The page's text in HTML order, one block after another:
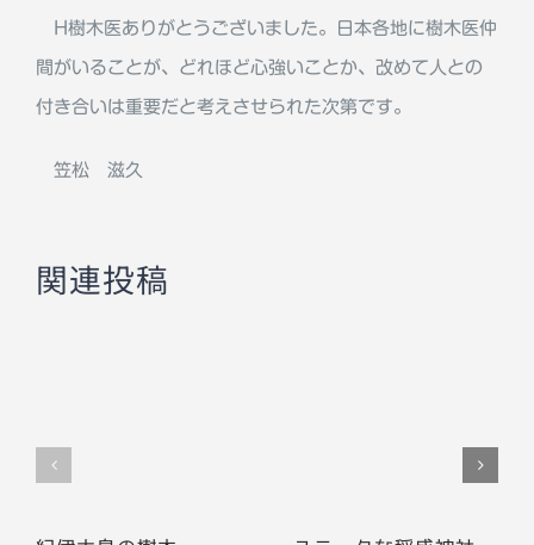
H樹木医ありがとうございました。日本各地に樹木医仲
間がいることが、どれほど心強いことか、改めて人との
付き合いは重要だと考えさせられた次第です。
笠松 滋久
関連投稿